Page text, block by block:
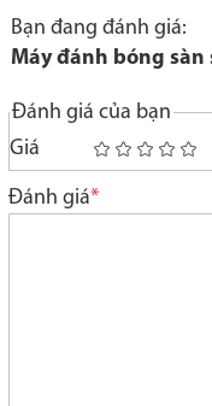
Bạn đang đánh giá:
Máy đánh bóng sàn
Đánh giá của bạn
Giá
1
star
2
stars
3
stars
4
stars
5
stars
Đánh giá